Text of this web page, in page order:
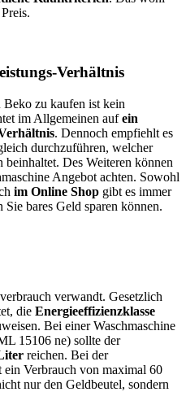
Verhältnis
Beko zu kaufen ist kein
im Allgemeinen aufein
. Dennoch empfiehlt es
durchzuführen, welcher
Des Weiteren können
Angebot achten. Sowohl
im Online Shop gibt es immer
bares Geld sparen können.
verwandt. Gesetzlich
die Energieeffizienzklasse
Bei einer Waschmaschine
15106 ne) sollte der
reichen. Bei der
ein Verbrauch von maximal 60
nur den Geldbeutel, sondern